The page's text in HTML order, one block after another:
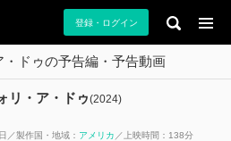
登録・ログイン
ドゥの予告編・予告動画
リ・ア・ドゥ(2024)
製作国・地域： アメリカ
上映時間：138分